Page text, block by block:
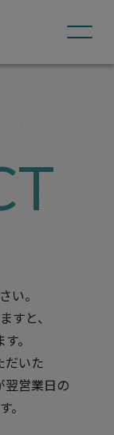
い。
すと、
。
だいた
翌営業日の
。